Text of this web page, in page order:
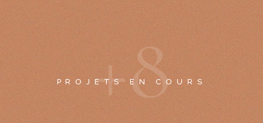
+8
PROJETS EN COURS